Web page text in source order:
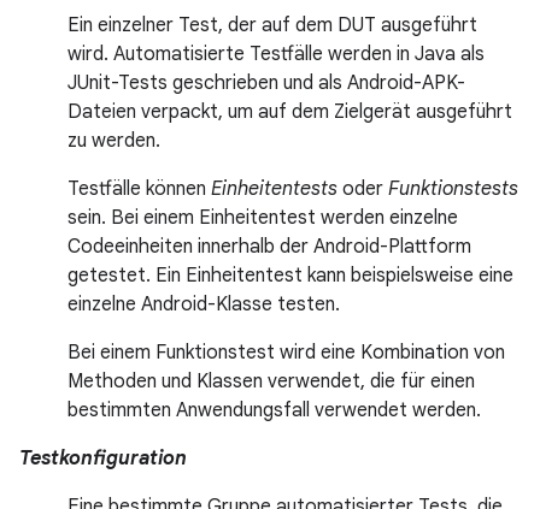
Ein einzelner Test, der auf dem DUT ausgeführt
wird. Automatisierte Testfälle werden in Java als
JUnit-Tests geschrieben und als Android-APK-
Dateien verpackt, um auf dem Zielgerät ausgeführt
zu werden.
Testfälle können Einheitentests oder Funktionstests
sein. Bei einem Einheitentest werden einzelne
Codeeinheiten innerhalb der Android-Plattform
getestet. Ein Einheitentest kann beispielsweise eine
einzelne Android-Klasse testen.
Bei einem Funktionstest wird eine Kombination von
Methoden und Klassen verwendet, die für einen
bestimmten Anwendungsfall verwendet werden.
Testkonfiguration